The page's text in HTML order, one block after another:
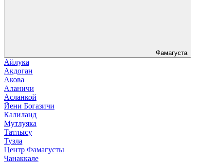
Фамагуста
Айлука
Акдоган
Акова
Аланичи
Асланкой
Йени Богазичи
Калиланд
Мутлуяка
Татлысу
Тузла
Центр Фамагусты
Чанаккале